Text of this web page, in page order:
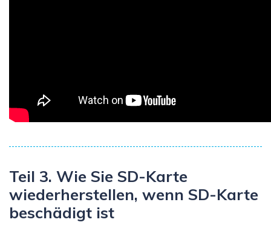
Teil 3. Wie Sie SD-Karte
wiederherstellen, wenn SD-Karte
beschädigt ist